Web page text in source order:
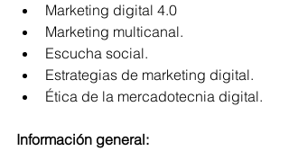
Marketing digital 4.0
Marketing multicanal.
Escucha social.
Estrategias de marketing digital.
Ética de la mercadotecnia digital.
Información general: